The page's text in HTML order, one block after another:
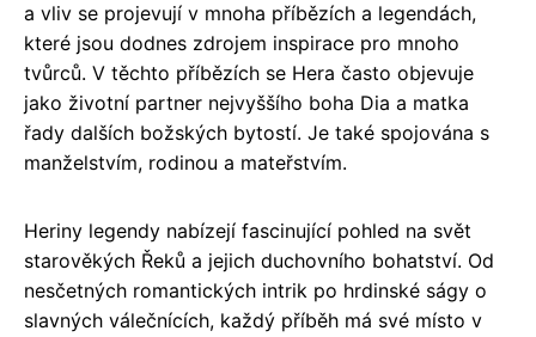
a vliv se projevují v mnoha příbězích a legendách,
které jsou dodnes zdrojem inspirace pro mnoho
tvůrců. V těchto příbězích se Hera často objevuje
jako životní partner nejvyššího boha Dia a matka
řady dalších božských bytostí. Je také spojována s
manželstvím, rodinou a mateřstvím.
Heriny legendy nabízejí fascinující pohled na svět
starověkých Řeků a jejich duchovního bohatství. Od
nesčetných romantických intrik po hrdinské ságy o
slavných válečnících, každý příběh má své místo v